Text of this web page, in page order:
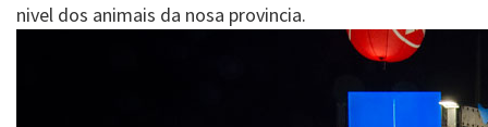
nivel dos animais da nosa provincia.